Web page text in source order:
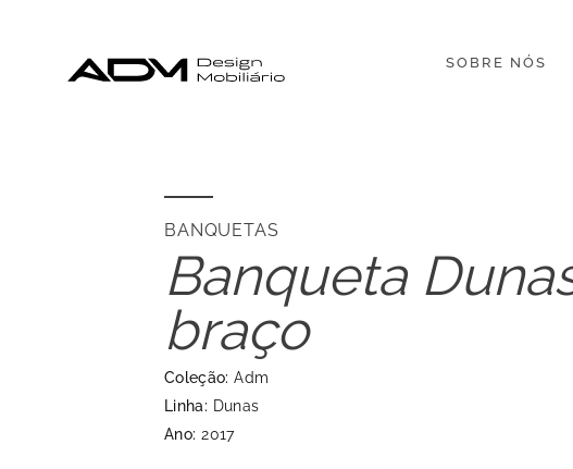
SOBRE NÓS
BANQUETAS
Banqueta
braço
Coleção: Adm
Linha: Dunas
Ano: 2017